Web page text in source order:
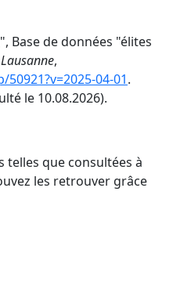
Base de données "élites
,
04-01.
le 10.08.2026).
telles que consultées à
les retrouver grâce